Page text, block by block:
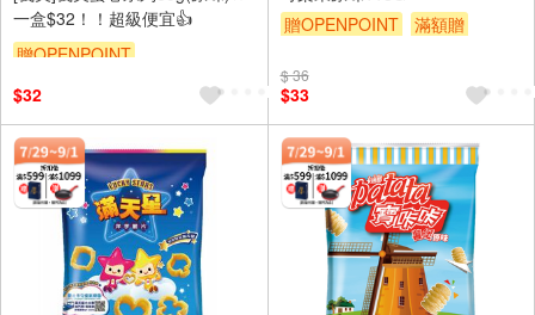
一盒$32！！超級便宜👍
贈OPENPOINT
$32
贈OPENPOINT
滿額贈
$ 36
$33